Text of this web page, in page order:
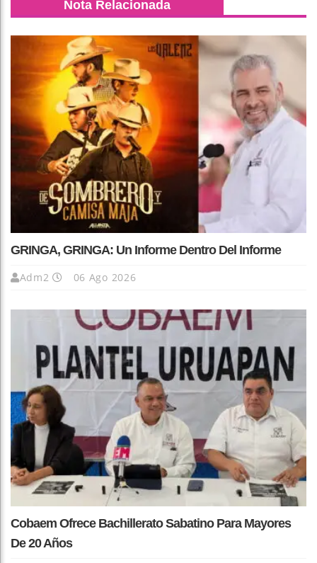
Nota Relacionada
GRINGA, GRINGA: Un Informe Dentro Del Informe
Adm2 06 Ago 2026
Cobaem Ofrece Bachillerato Sabatino Para Mayores
De 20 Años